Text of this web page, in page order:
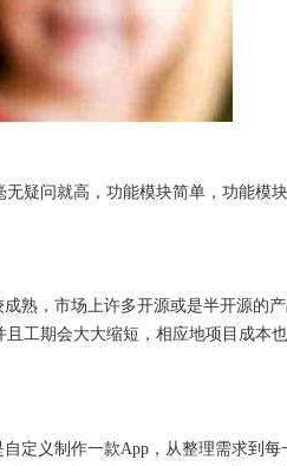
疑问就高，功能模块简单，功能模
熟，市场上许多开源或是半开源的产
工期会大大缩短，相应地项目成本
定义制作一款App，从整理需求到